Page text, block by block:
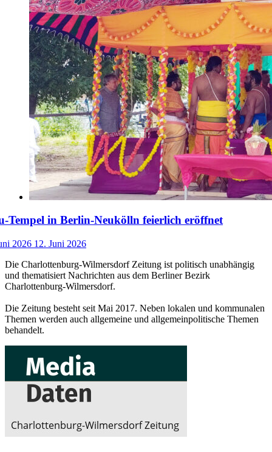
Tempel in Berlin-Neukölln feierlich eröffnet
2026 12. Juni 2026
Die Charlottenburg-Wilmersdorf Zeitung ist politisch unabhängig
und thematisiert Nachrichten aus dem Berliner Bezirk
Charlottenburg-Wilmersdorf.
Die Zeitung besteht seit Mai 2017. Neben lokalen und kommunalen
Themen werden auch allgemeine und allgemeinpolitische Themen
behandelt.